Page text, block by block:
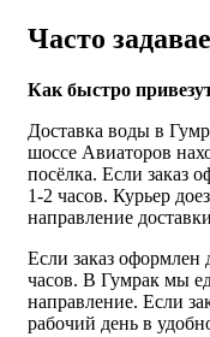
Часто
Как быстро
Доставка воды в
шоссе Авиаторов
посёлка. Если заказ
1-2 часов. Курьер
направление
Если заказ оформлен
часов. В Гумрак мы
направление. Если
рабочий день в